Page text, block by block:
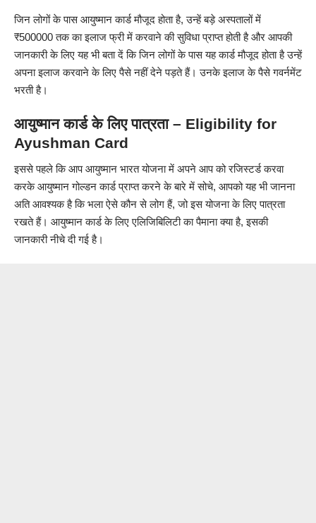
जिन लोगों के पास आयुष्मान कार्ड मौजूद होता है, उन्हें बड़े अस्पतालों में
₹500000 तक का इलाज फ्री में करवाने की सुविधा प्राप्त होती है और आपकी
जानकारी के लिए यह भी बता दें कि जिन लोगों के पास यह कार्ड मौजूद होता है उन्हें
अपना इलाज करवाने के लिए पैसे नहीं देने पड़ते हैं। उनके इलाज के पैसे गवर्नमेंट
भरती है।
आयुष्मान कार्ड के लिए पात्रता – Eligibility for
Ayushman Card
इससे पहले कि आप आयुष्मान भारत योजना में अपने आप को रजिस्टर्ड करवा
करके आयुष्मान गोल्डन कार्ड प्राप्त करने के बारे में सोचे, आपको यह भी जानना
अति आवश्यक है कि भला ऐसे कौन से लोग हैं, जो इस योजना के लिए पात्रता
रखते हैं। आयुष्मान कार्ड के लिए एलिजिबिलिटी का पैमाना क्या है, इसकी
जानकारी नीचे दी गई है।